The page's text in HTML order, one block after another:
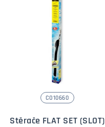
CO10660
Stěrače FLAT SET (SLOT)